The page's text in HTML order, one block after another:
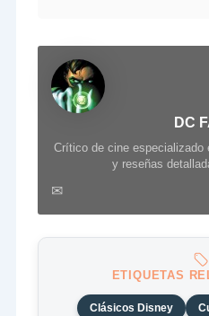
DC
Crítico de cine especializado
y reseñas
✉
ETIQUETAS
Clásicos Disney